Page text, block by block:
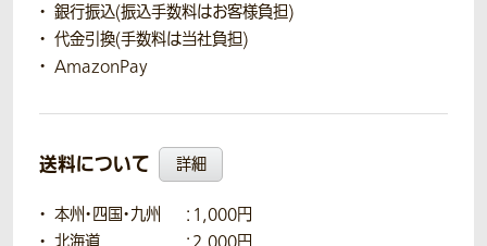
銀行振込(振込手数料はお客様負担)
代金引換(手数料は当社負担)
AmazonPay
送料について 詳細
本州・四国・九州
：1,000円